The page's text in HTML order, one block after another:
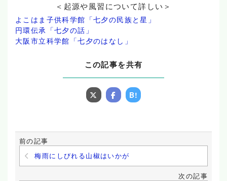
＜起源や風習について詳しい＞
よこはま子供科学館「七夕の民族と星」
円環伝承「七夕の話」
大阪市立科学館「七夕のはなし」
この記事を共有
B!
前の記事
梅雨にしびれる山椒はいかが
次の記事